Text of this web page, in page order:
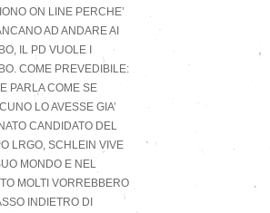
ON LINE PERCHE’
AD ANDARE AI
IL PD VUOLE I
COME PREVEDIBILE:
PARLA COME SE
LO AVESSE GIA’
CANDIDATO DEL
LRGO, SCHLEIN VIVE
MONDO E NEL
MOLTI VORREBBERO
INDIETRO DI